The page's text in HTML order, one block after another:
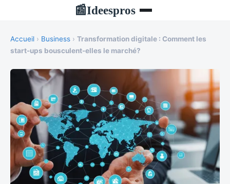
📰Ideespros
Accueil › Business › Transformation digitale : Comment les
start-ups bousculent-elles le marché?